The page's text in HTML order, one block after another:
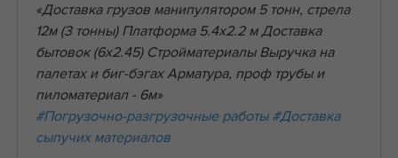
«Доставка грузов манипулятором 5 тонн, стрела
12м (3 тонны) Платформа 5.4х2.2 м Доставка
бытовок (6х2.45) Стройматериалы Выручка на
палетах и биг-бэгах Арматура, проф трубы и
пиломатериал - 6м»
#Погрузочно-разгрузочные работы #Доставка
сыпучих материалов